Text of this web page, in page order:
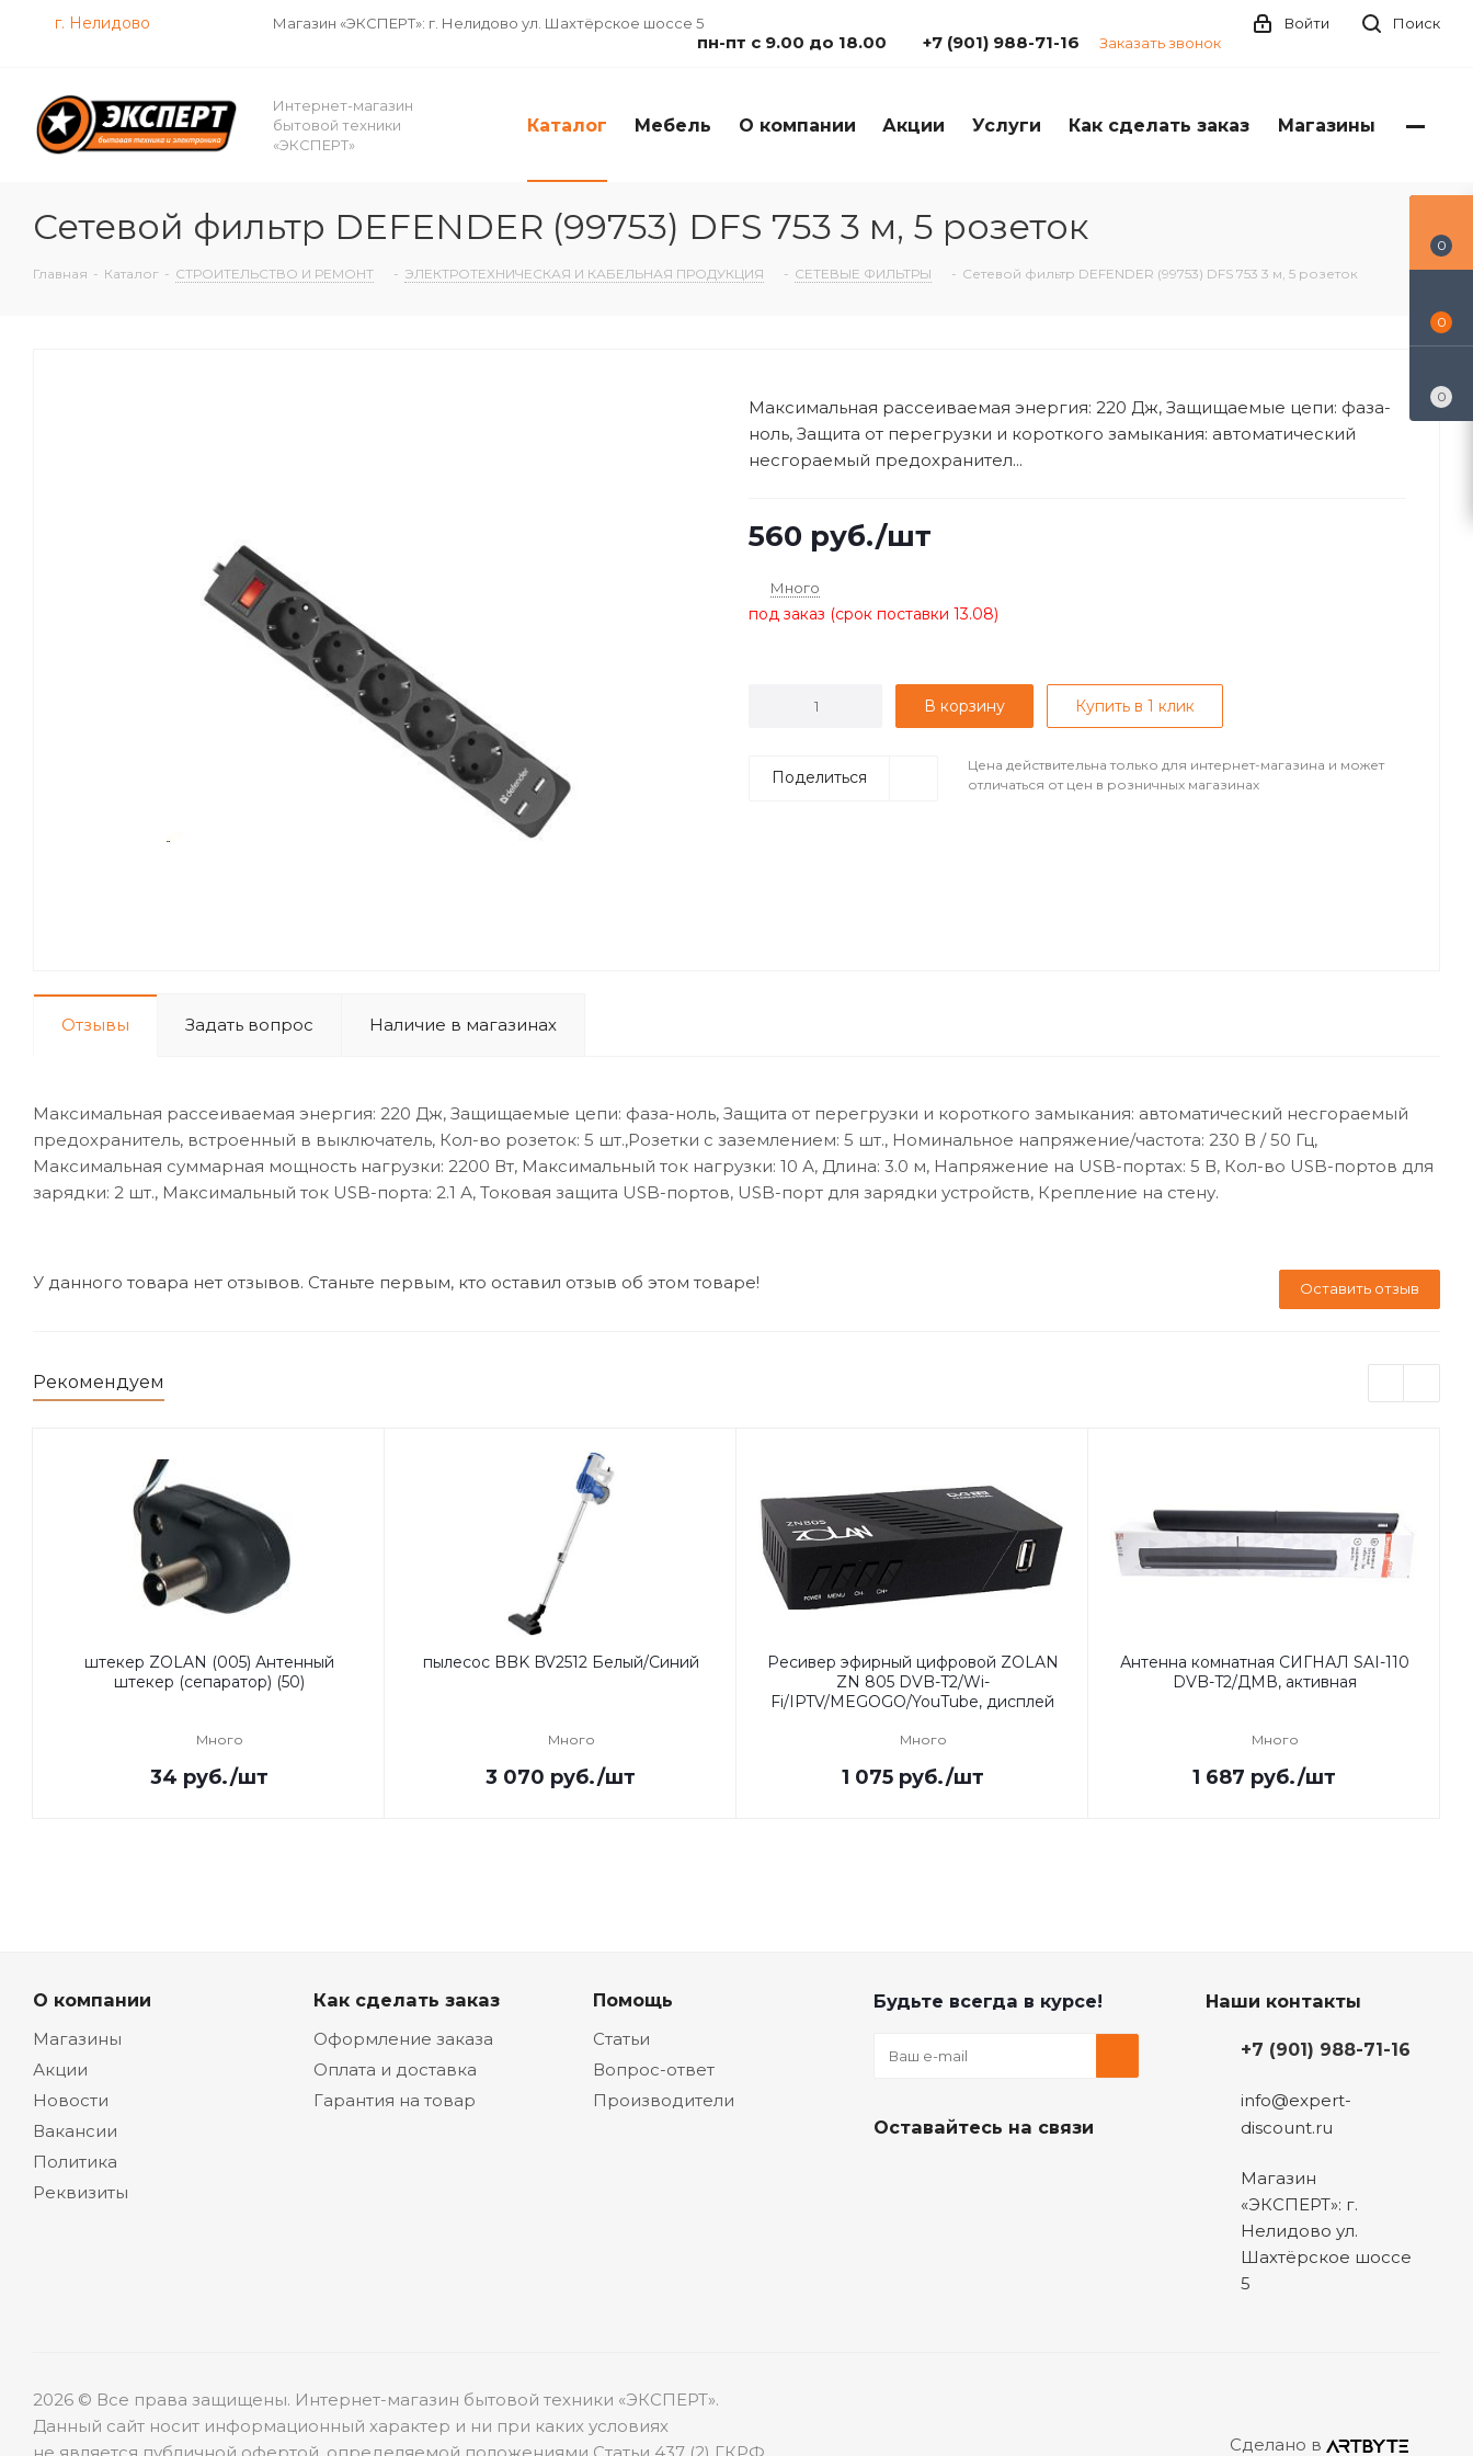
г. Нелидово Магазин «ЭКСПЕРТ»: г. Нелидово ул. Шахтёрское шоссе 5 Поиск
Войти
пн-пт с 9.00 до 18.00 +7 (901) 988-71-16 Заказать звонок
Интернет-магазин
бытовой техники
«ЭКСПЕРТ»
Каталог Мебель О компании Акции Услуги Как сделать заказ Магазины
Сетевой фильтр DEFENDER (99753) DFS 753 3 м, 5 розеток
Главная - Каталог - СТРОИТЕЛЬСТВО И РЕМОНТ - ЭЛЕКТРОТЕХНИЧЕСКАЯ И КАБЕЛЬНАЯ ПРОДУКЦИЯ - СЕТЕВЫЕ ФИЛЬТРЫ - Сетевой фильтр DEFENDER (99753) DFS 753 3 м, 5 розеток
Максимальная рассеиваемая энергия: 220 Дж, Защищаемые цепи: фаза-
ноль, Защита от перегрузки и короткого замыкания: автоматический
несгораемый предохранител...
560 руб./шт
Много
под заказ (срок поставки 13.08)
В корзину Купить в 1 клик
Поделиться
Цена действительна только для интернет-магазина и может
отличаться от цен в розничных магазинах
Отзывы Задать вопрос Наличие в магазинах
Максимальная рассеиваемая энергия: 220 Дж, Защищаемые цепи: фаза-ноль, Защита от перегрузки и короткого замыкания: автоматический несгораемый
предохранитель, встроенный в выключатель, Кол-во розеток: 5 шт.,Розетки с заземлением: 5 шт., Номинальное напряжение/частота: 230 В / 50 Гц,
Максимальная суммарная мощность нагрузки: 2200 Вт, Максимальный ток нагрузки: 10 А, Длина: 3.0 м, Напряжение на USB-портах: 5 В, Кол-во USB-портов для
зарядки: 2 шт., Максимальный ток USB-порта: 2.1 А, Токовая защита USB-портов, USB-порт для зарядки устройств, Крепление на стену.
Оставить отзыв
У данного товара нет отзывов. Станьте первым, кто оставил отзыв об этом товаре!
Рекомендуем
штекер ZOLAN (005) Антенный
штекер (сепаратор) (50)
Много
34 руб./шт
пылесос BBK BV2512 Белый/Синий
Много
3 070 руб./шт
Ресивер эфирный цифровой ZOLAN
ZN 805 DVB-T2/Wi-
Fi/IPTV/MEGOGO/YouTube, дисплей
Много
1 075руб./шт
Антенна комнатная СИГНАЛ SAI-110
DVB-T2/ДМВ, активная
Много
1 687 руб./шт
О компании
Магазины
Акции
Новости
Вакансии
Политика
Реквизиты
Как сделать заказ
Оформление заказа
Оплата и доставка
Гарантия на товар
Помощь
Статьи
Вопрос-ответ
Производители
Будьте всегда в курсе!
Оставайтесь на связи
Наши контакты
+7 (901) 988-71-16
info@expert-
discount.ru
Магазин
«ЭКСПЕРТ»: г.
Нелидово ул.
Шахтёрское шоссе
5
2026 © Все права защищены. Интернет-магазин бытовой техники «ЭКСПЕРТ».
Данный сайт носит информационный характер и ни при каких условиях
Сделано в
0
0
0